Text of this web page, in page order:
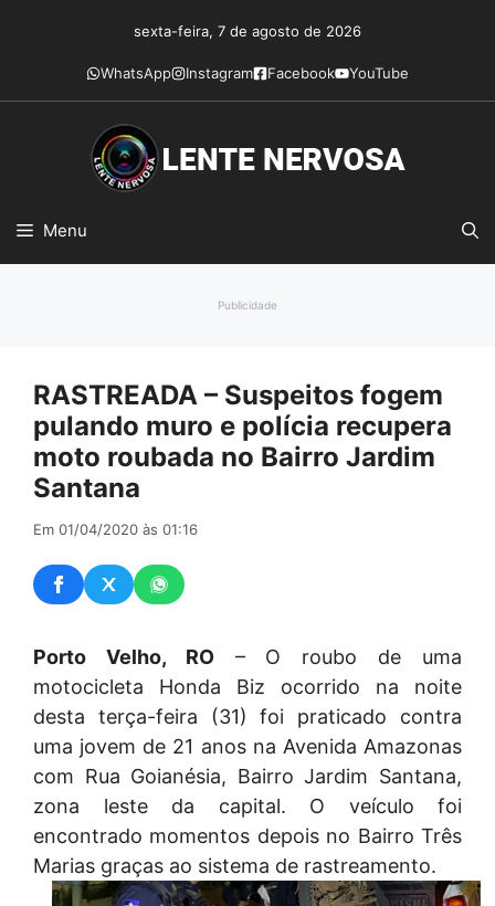
conteúdo
sexta-feira, 7 de agosto de 2026
WhatsApp Instagram Facebook YouTube
Menu
Publicidade
RASTREADA – Suspeitos fogem
pulando muro e polícia recupera
moto roubada no Bairro Jardim
Santana
Em 01/04/2020 às 01:16
Porto Velho, RO– O roubo de uma
motocicleta Honda Biz ocorrido na noite
desta terça-feira (31) foi praticado contra
uma jovem de 21 anos na Avenida Amazonas
com Rua Goianésia, Bairro Jardim Santana,
zona leste da capital. O veículo foi
encontrado momentos depois no Bairro Três
Marias graças ao sistema de rastreamento.